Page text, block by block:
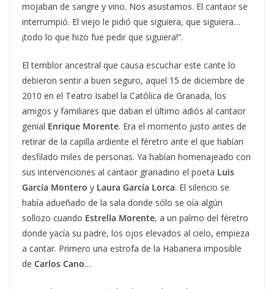
mojaban de sangre y vino. Nos asustamos. El cantaor se
interrumpió. El viejo le pidió que siguiera, que siguiera…
¡todo lo que hizo fue pedir que siguiera!”.
El temblor ancestral que causa escuchar este cante lo
debieron sentir a buen seguro, aquel 15 de diciembre de
2010 en el Teatro Isabel la Católica de Granada, los
amigos y familiares que daban el último adiós al cantaor
genial Enrique Morente. Era el momento justo antes de
retirar de la capilla ardiente el féretro ante el que habían
desfilado miles de personas. Ya habían homenajeado con
sus intervenciones al cantaor granadino el poeta Luis
García Montero y Laura García Lorca. El silencio se
había adueñado de la sala donde sólo se oía algún
sollozo cuando Estrella Morente, a un palmo del féretro
donde yacía su padre, los ojos elevados al cielo, empieza
a cantar. Primero una estrofa de la Habanera imposible
de Carlos Cano…